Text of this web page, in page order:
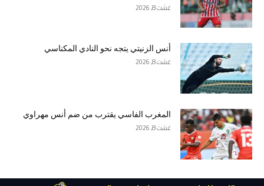
غشت 8, 2026
أنس الزنيتي يتجه نحو النادي المكناسي
غشت 8, 2026
المغرب الفاسي يقترب من ضم أنس مهراوي
غشت 8, 2026